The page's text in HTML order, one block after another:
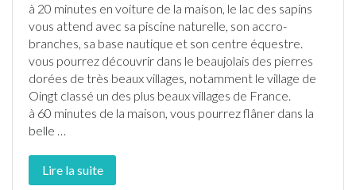
à 20 minutes en voiture de la maison, le lac des sapins
vous attend avec sa piscine naturelle, son accro-
branches, sa base nautique et son centre équestre.
vous pourrez découvrir dans le beaujolais des pierres
dorées de très beaux villages, notamment le village de
Oingt classé un des plus beaux villages de France.
à 60 minutes de la maison, vous pourrez flâner dans la
belle …
Lire la suite